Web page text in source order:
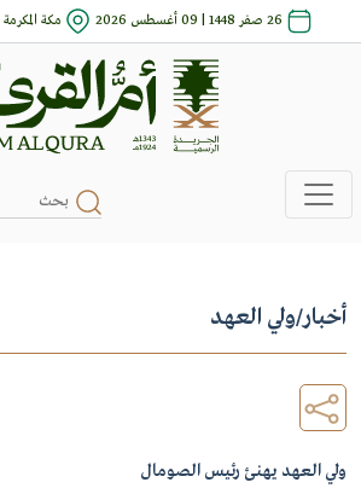
26 صفر 1448 | 09 أغسطس 2026 مكة المكرمة
أخبار/ولي العهد
ولي العهد يهنئ رئيس الصومال